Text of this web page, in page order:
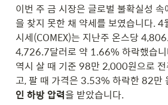
이번 주 금 시장은 글로벌 불확실성
을 찾지 못한 채 약세를 보였습니다.
시세(COMEX)는 지난주 온스당
4,726.7달러로 약 1.66% 하락했습
역시 살 때 기준 98만 2,000원으로
고, 팔 때 가격은 3.53% 하락한 82만
인 하방 압력을 받았습니다.